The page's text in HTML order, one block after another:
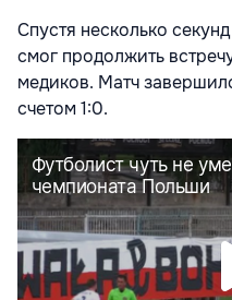
Спустя несколько
смог продолжить
медиков. Матч
счетом 1:0.